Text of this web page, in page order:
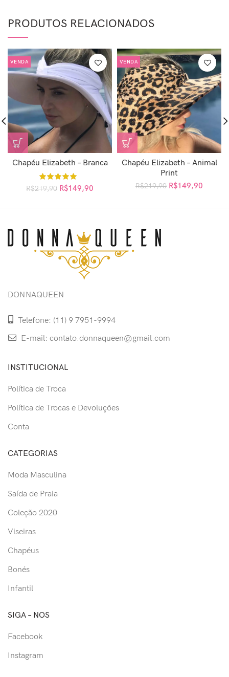
PRODUTOS RELACIONADOS
VENDA
Chapéu Elizabeth – Branca
R$219,90 R$149,90
VENDA
Chapéu Elizabeth – Animal
Print
R$219,90 R$149,90
DONNAQUEEN
Telefone: (11) 9 7951-9994
E-mail: contato.donnaqueen@gmail.com
INSTITUCIONAL
Política de Troca
Política de Trocas e Devoluções
Conta
CATEGORIAS
Moda Masculina
Saída de Praia
Coleção 2020
Viseiras
Chapéus
Bonés
Infantil
SIGA – NOS
Facebook
Instagram